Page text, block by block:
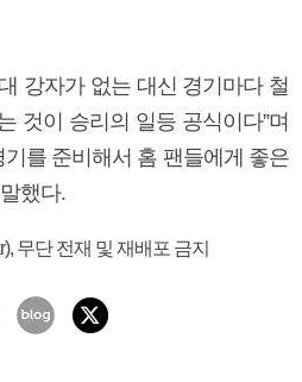
강자가 없는 대신 경기마다 철
것이 승리의 일등 공식이다”며
를 준비해서 홈 팬들에게 좋은
했다.
무단 전재 및 재배포 금지